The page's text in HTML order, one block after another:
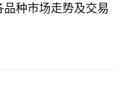
种市场走势及交易